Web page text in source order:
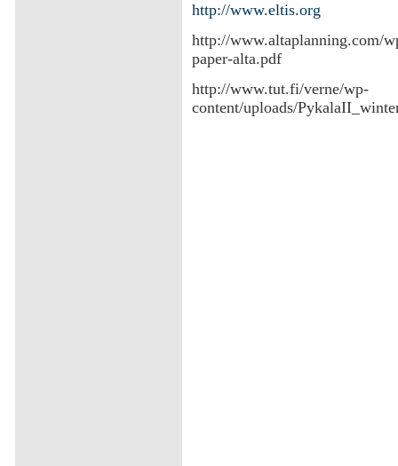
http://www.eltis.org
‌http://www.altaplanning.com/
paper-alta.pdf
‌http://www.tut.fi/verne/wp-
content/uploads/